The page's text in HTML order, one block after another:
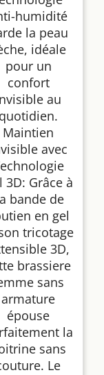
humidité
la peau
idéale
pour un
confort
au
quotidien.
Maintien
avec
3D: Grâce à
bande de
en gel
tricotage
3D,
brassiere
sans
armature
épouse
la
sans
Le